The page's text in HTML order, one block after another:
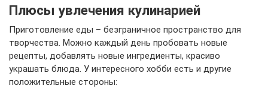
Плюсы увлечения кулинарией
Приготовление еды – безграничное пространство для
творчества. Можно каждый день пробовать новые
рецепты, добавлять новые ингредиенты, красиво
украшать блюда. У интересного хобби есть и другие
положительные стороны: